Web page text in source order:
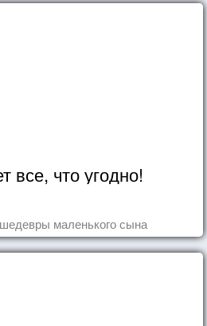
все, что угодно!
маленького сына